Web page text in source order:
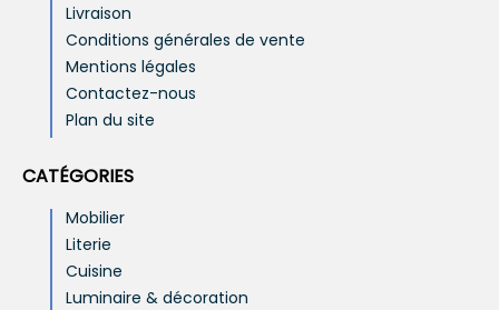
Livraison
Conditions générales de vente
Mentions légales
Contactez-nous
Plan du site
CATÉGORIES
Mobilier
Literie
Cuisine
Luminaire & décoration